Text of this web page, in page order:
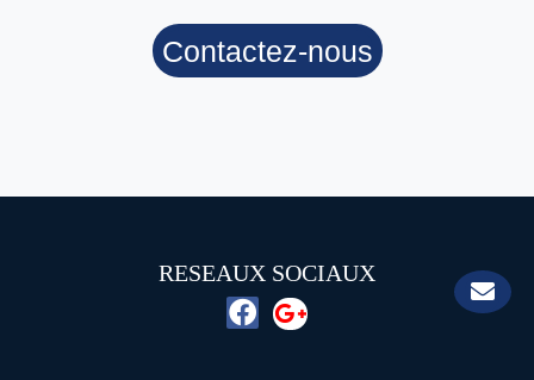
Contactez-nous
RESEAUX SOCIAUX